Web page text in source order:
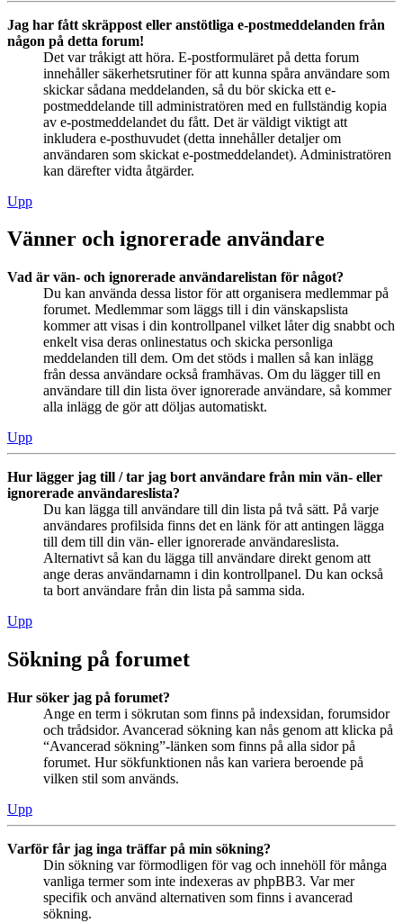
Jag har fått skräppost eller anstötliga e-postmeddelanden från
någon på detta forum!
Det var tråkigt att höra. E-postformuläret på detta forum
innehåller säkerhetsrutiner för att kunna spåra användare som
skickar sådana meddelanden, så du bör skicka ett e-
postmeddelande till administratören med en fullständig kopia
av e-postmeddelandet du fått. Det är väldigt viktigt att
inkludera e-posthuvudet (detta innehåller detaljer om
användaren som skickat e-postmeddelandet). Administratören
kan därefter vidta åtgärder.
Upp
Vänner och ignorerade användare
Vad är vän- och ignorerade användarelistan för något?
Du kan använda dessa listor för att organisera medlemmar på
forumet. Medlemmar som läggs till i din vänskapslista
kommer att visas i din kontrollpanel vilket låter dig snabbt och
enkelt visa deras onlinestatus och skicka personliga
meddelanden till dem. Om det stöds i mallen så kan inlägg
från dessa användare också framhävas. Om du lägger till en
användare till din lista över ignorerade användare, så kommer
alla inlägg de gör att döljas automatiskt.
Upp
Hur lägger jag till / tar jag bort användare från min vän- eller
ignorerade användareslista?
Du kan lägga till användare till din lista på två sätt. På varje
användares profilsida finns det en länk för att antingen lägga
till dem till din vän- eller ignorerade användareslista.
Alternativt så kan du lägga till användare direkt genom att
ange deras användarnamn i din kontrollpanel. Du kan också
ta bort användare från din lista på samma sida.
Upp
Sökning på forumet
Hur söker jag på forumet?
Ange en term i sökrutan som finns på indexsidan, forumsidor
och trådsidor. Avancerad sökning kan nås genom att klicka på
“Avancerad sökning”-länken som finns på alla sidor på
forumet. Hur sökfunktionen nås kan variera beroende på
vilken stil som används.
Upp
Varför får jag inga träffar på min sökning?
Din sökning var förmodligen för vag och innehöll för många
vanliga termer som inte indexeras av phpBB3. Var mer
specifik och använd alternativen som finns i avancerad
sökning.